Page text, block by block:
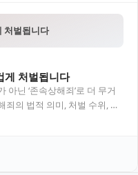
처벌됩니다
게 처벌됩니다
아닌 ‘존속상해죄’로 더 무거
의 법적 의미, 처벌 수위, 판